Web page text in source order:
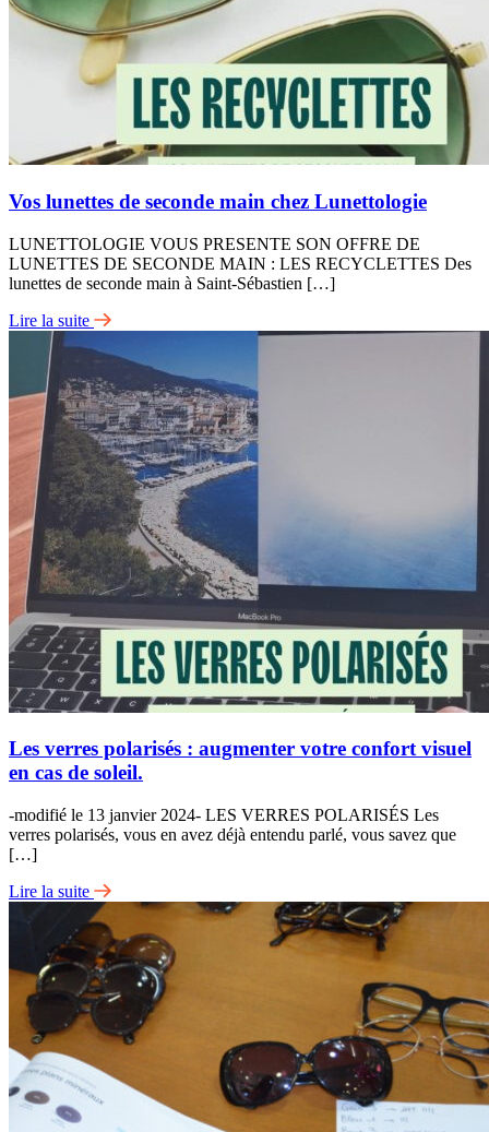
Vos lunettes de seconde main chez Lunettologie
LUNETTOLOGIE VOUS PRESENTE SON OFFRE DE
LUNETTES DE SECONDE MAIN : LES RECYCLETTES Des
lunettes de seconde main à Saint-Sébastien […]
Lire la suite
Les verres polarisés : augmenter votre confort visuel
en cas de soleil.
-modifié le 13 janvier 2024- LES VERRES POLARISÉS Les
verres polarisés, vous en avez déjà entendu parlé, vous savez que
[…]
Lire la suite